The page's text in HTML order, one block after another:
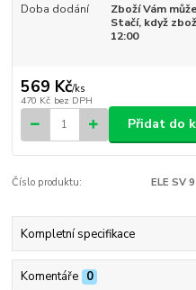
Doba dodání
Zboží Vám
Stačí, když
12:00
569 Kč/ks
470 Kč bez DPH
Přidat do
Číslo produktu: ELE SV 9
Kompletní specifikace
Komentáře 0